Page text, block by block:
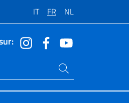
IT FR NL
live